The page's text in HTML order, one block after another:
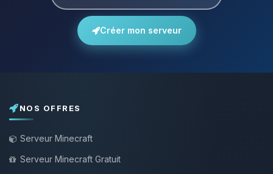
Créer mon serveur
NOS OFFRES
Serveur Minecraft
Serveur Minecraft Gratuit